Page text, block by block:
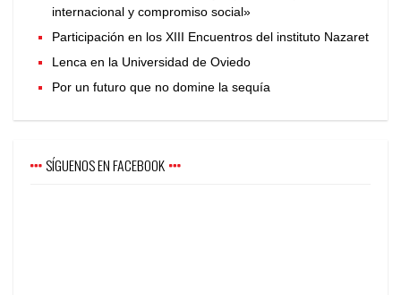
internacional y compromiso social»
Participación en los XIII Encuentros del instituto Nazaret
Lenca en la Universidad de Oviedo
Por un futuro que no domine la sequía
SÍGUENOS EN FACEBOOK